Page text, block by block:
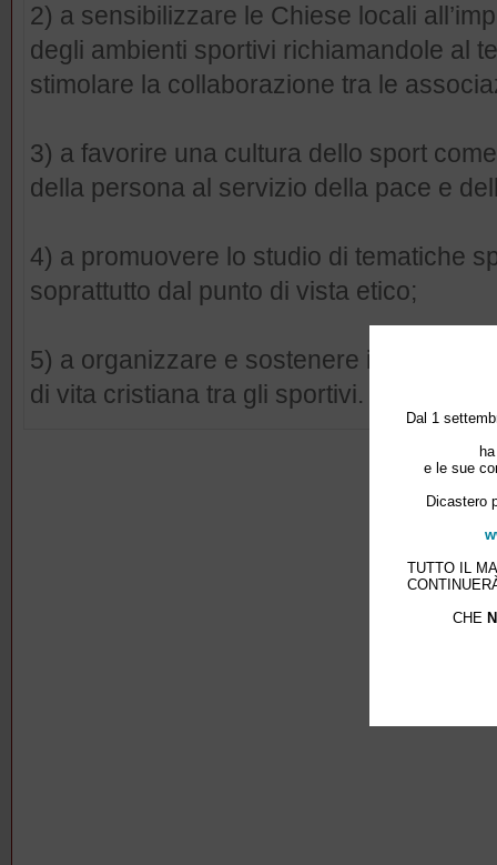
2) a sensibilizzare le Chiese locali
degli ambienti sportivi richiamandole al
stimolare la collaborazione tra le
3) a favorire una cultura dello sport
della persona al servizio della pace e
4) a promuovere lo studio di tematiche
soprattutto dal punto di vista etico;
5) a organizzare e sostenere iniziative
di vita cristiana tra gli sportivi.
Dal 1
e le sue
Dicastero
TUTTO IL
CHE